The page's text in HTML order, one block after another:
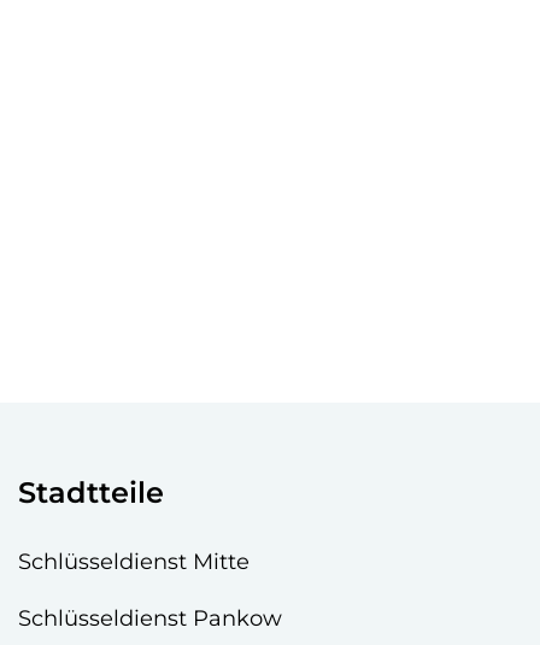
Stadtteile
Schlüsseldienst Mitte
Schlüsseldienst Pankow